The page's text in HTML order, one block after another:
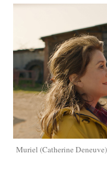
Muriel (Catherine